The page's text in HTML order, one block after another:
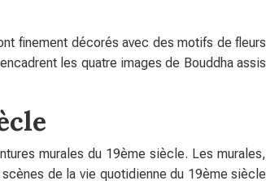
finement décorés avec des motifs de fleurs
les quatre images de Bouddha assis
murales du 19ème siècle. Les murales,
de la vie quotidienne du 19ème siècle